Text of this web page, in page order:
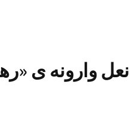
نعل وارونه ی